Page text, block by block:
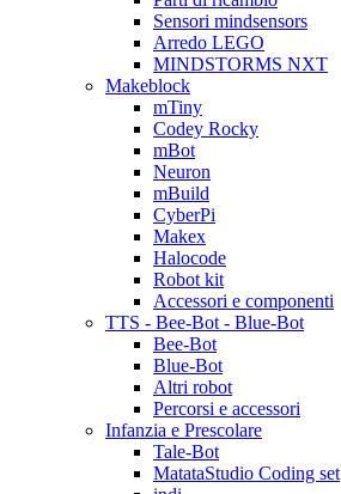
Sensori mindsensors
Arredo LEGO
MINDSTORMS NXT
Makeblock
mTiny
Codey Rocky
mBot
Neuron
mBuild
CyberPi
Makex
Halocode
Robot kit
Accessori e componenti
TTS - Bee-Bot - Blue-Bot
Bee-Bot
Blue-Bot
Altri robot
Percorsi e accessori
Infanzia e Prescolare
Tale-Bot
MatataStudio Coding set